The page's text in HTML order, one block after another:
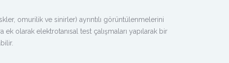
omurilik ve sinirler) ayrıntılı görüntülenmelerini
olarak elektrotanısal test çalışmaları yapılarak bir